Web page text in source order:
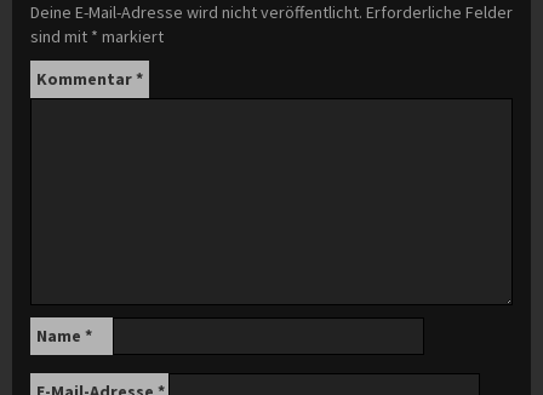
Deine E-Mail-Adresse wird nicht veröffentlicht. Erforderliche Felder
sind mit * markiert
Kommentar*
Name *